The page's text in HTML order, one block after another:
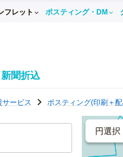
フレット ポスティング・DM
新聞折込
サービス ポスティング(印刷＋
円選択